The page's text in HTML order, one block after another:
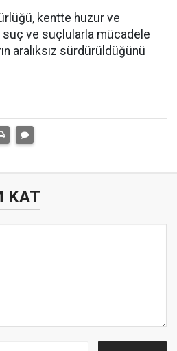
kentte huzur ve
suç ve suçlularla mücadele
aralıksız sürdürüldüğünü
KAT